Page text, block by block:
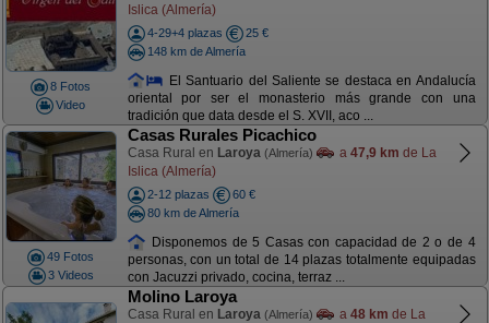
8 Fotos
Video
Islica (Almería)
4-29+4 plazas
25 €
148 km de Almería
El Santuario del Saliente se destaca en Andalucía
oriental por ser el monasterio más grande con una
tradición que data desde el S. XVII, aco ...
49 Fotos
3 Videos
Casas Rurales Picachico
Casa Rural en Laroya (Almería) a 47,9 km de La
Islica (Almería)
2-12 plazas
60 €
80 km de Almería
Disponemos de 5 Casas con capacidad de 2 o de 4
personas, con un total de 14 plazas totalmente equipadas
con Jacuzzi privado, cocina, terraz ...
Molino Laroya
Casa Rural en Laroya (Almería) a 48 km de La